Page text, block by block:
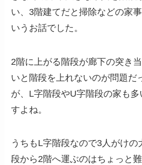
い、3階建てだと掃除などの家
いうお話でした。
2階に上がる階段が廊下の突き
いと階段を上れないのが問題だ
が、L字階段やU字階段の家も
すよね。
うちもL字階段なので3人がけの
段から2階へ運ぶのはちょっと難